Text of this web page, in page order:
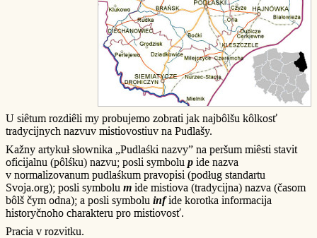
U siêtum rozdiêli my probujemo zobrati jak najbôlšu kôlkosť
tradycijnych nazvuv mistiovostiuv na Pudlašy.
Kažny artykuł słownika „Pudlaśki nazvy” na peršum miêsti stavit
oficijalnu (pôlśku) nazvu; posli symbolu p ide nazva
v normalizovanum pudlaśkum pravopisi (podług standartu
Svoja.org); posli symbolu m ide mistiova (tradycijna) nazva (časom
bôlš čym odna); a posli symbolu infide korotka informacija
historyčnoho charakteru pro mistiovosť.
Pracia v rozvitku.